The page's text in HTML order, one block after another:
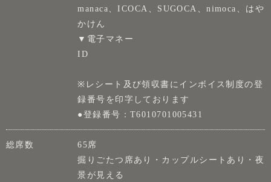
manaca、ICOCA、SUGOCA、nimoca、はや
かけん
▼電子マネー
ID
※レシート及び領収書にインボイス制度の登
録番号を印字しております
●登録番号：T6010701005431
総席数
65席
掘りごたつ席あり・カップルシートあり・夜
景が見える